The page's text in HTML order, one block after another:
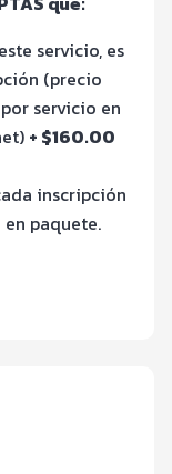
servicio, es
(precio
servicio en
+ $160.00
inscripción
paquete.